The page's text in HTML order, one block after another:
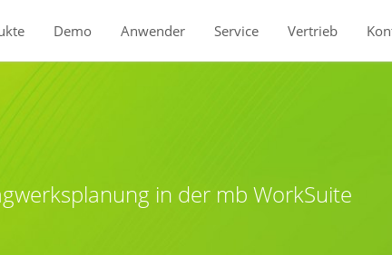
Demo Anwender Service Vertrieb
in der mb WorkSuite
Produkte
StrukturEditor